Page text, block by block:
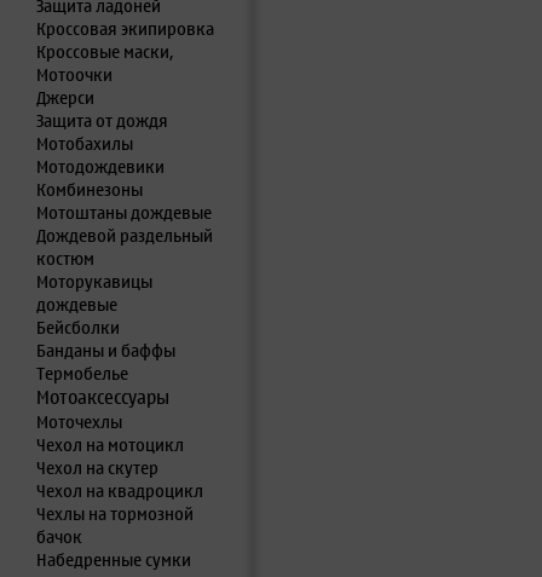
Защита ладоней
Кроссовая экипировка
Кроссовые маски,
Мотоочки
Джерси
Защита от дождя
Мотобахилы
Мотодождевики
Комбинезоны
Мотоштаны дождевые
Дождевой раздельный
костюм
Моторукавицы
дождевые
Бейсболки
Банданы и баффы
Термобелье
Мотоаксессуары
Моточехлы
Чехол на мотоцикл
Чехол на скутер
Чехол на квадроцикл
Чехлы на тормозной
бачок
Набедренные сумки